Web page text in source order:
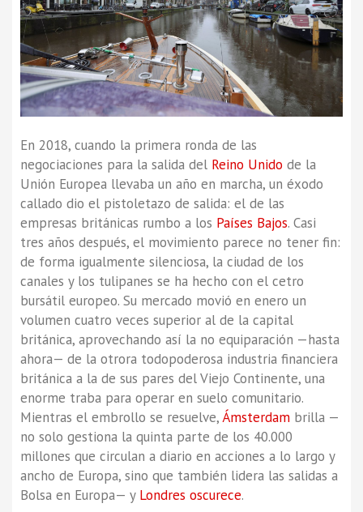
En 2018, cuando la primera ronda de las
negociaciones para la salida del Reino Unido de la
Unión Europea llevaba un año en marcha, un éxodo
callado dio el pistoletazo de salida: el de las
empresas británicas rumbo a los Países Bajos. Casi
tres años después, el movimiento parece no tener fin:
de forma igualmente silenciosa, la ciudad de los
canales y los tulipanes se ha hecho con el cetro
bursátil europeo. Su mercado movió en enero un
volumen cuatro veces superior al de la capital
británica, aprovechando así la no equiparación —hasta
ahora— de la otrora todopoderosa industria financiera
británica a la de sus pares del Viejo Continente, una
enorme traba para operar en suelo comunitario.
Mientras el embrollo se resuelve,Ámsterdam brilla —
no solo gestiona la quinta parte de los 40.000
millones que circulan a diario en acciones a lo largo y
ancho de Europa, sino que también lidera las salidas a
Bolsa en Europa— y Londres oscurece.